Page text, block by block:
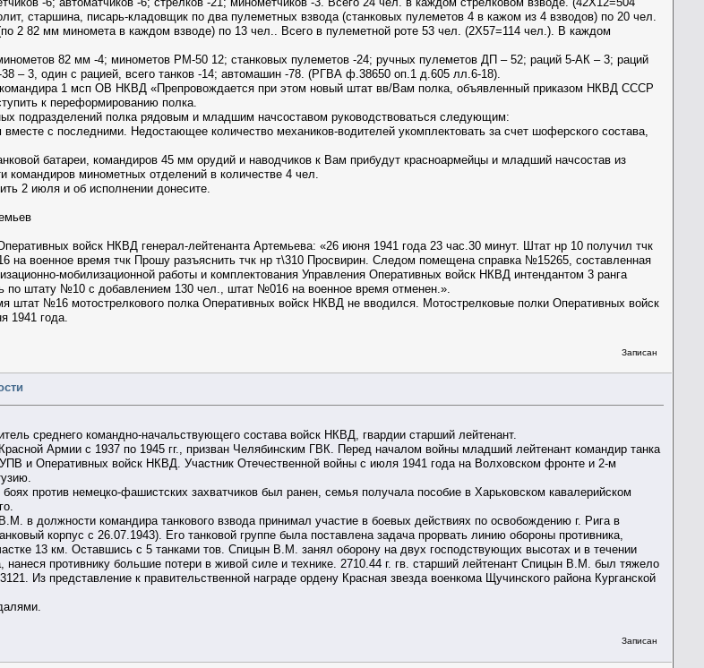
старшина, писарь-кладовщик по два пулеметных взвода (станковых пулеметов 4 в кажом из 4 взводов) по 20 чел.
2 82 мм миномета в каждом взводе) по 13 чел.. Всего в пулеметной роте 53 чел. (2Х57=114 чел.). В каждом
82 мм -4; минометов РМ-50 12; станковых пулеметов -24; ручных пулеметов ДП – 52; раций 5-АК – 3; раций
– 3, один с рацией, всего танков -14; автомашин -78. (РГВА ф.38650 оп.1 д.605 лл.6-18).
1 мсп ОВ НКВД «Препровождается при этом новый штат вв/Вам полка, объявленный приказом НКВД СССР
к переформированию полка.
подразделений полка рядовым и младшим начсоставом руководствоваться следующим:
с последними. Недостающее количество механиков-водителей укомплектовать за счет шоферского состава,
батареи, командиров 45 мм орудий и наводчиков к Вам прибудут красноармейцы и младший начсостав из
минометных отделений в количестве 4 чел.
2 июля и об исполнении донесите.
войск НКВД генерал-лейтенанта Артемьева: «26 июня 1941 года 23 час.30 минут. Штат нр 10 получил тчк
на военное время тчк Прошу разъяснить тчк нр т\310 Просвирин. Следом помещена справка №15265, составленная
мобилизационной работы и комплектования Управления Оперативных войск НКВД интендантом 3 ранга
по штату №10 с добавлением 130 чел., штат №016 на военное время отменен.».
штат №16 мотострелкового полка Оперативных войск НКВД не вводился. Мотострелковые полки Оперативных войск
1941 года.
Записан
среднего командно-начальствующего состава войск НКВД, гвардии старший лейтенант.
Армии с 1937 по 1945 гг., призван Челябинским ГВК. Перед началом войны младший лейтенант командир танка
и Оперативных войск НКВД. Участник Отечественной войны с июля 1941 года на Волховском фронте и 2-м
против немецко-фашистских захватчиков был ранен, семья получала пособие в Харьковском кавалерийском
в должности командира танкового взвода принимал участие в боевых действиях по освобождению г. Рига в
корпус с 26.07.1943). Его танковой группе была поставлена задача прорвать линию обороны противника,
13 км. Оставшись с 5 танками тов. Спицын В.М. занял оборону на двух господствующих высотах и в течении
нанеся противнику большие потери в живой силе и технике. 2710.44 г. гв. старший лейтенант Спицын В.М. был тяжело
Из представление к правительственной награде ордену Красная звезда военкома Щучинского района Курганской
Записан